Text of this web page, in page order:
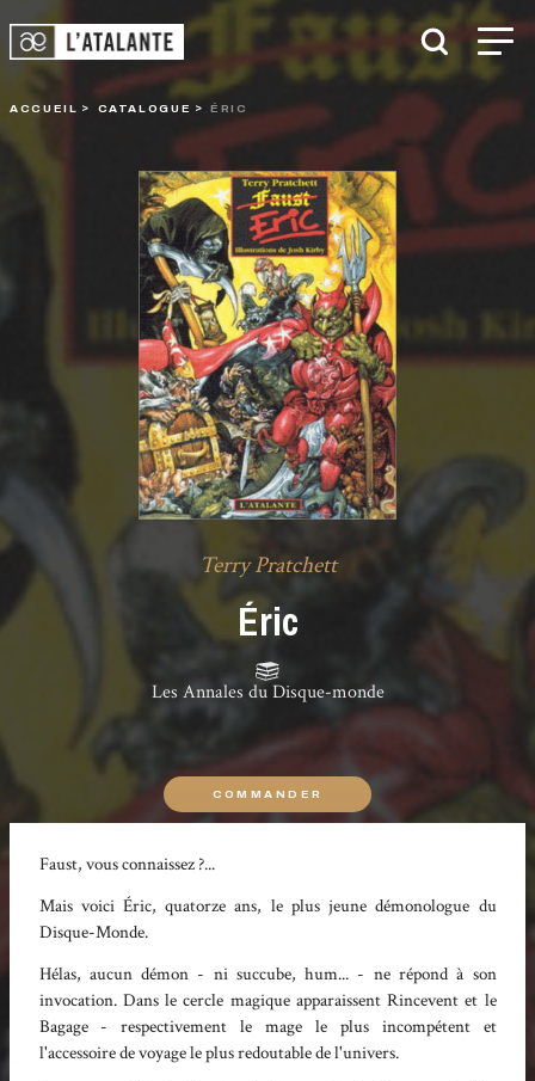
ACCUEIL CATALOGUE ÉRIC
Terry Pratchett
Éric
Les Annales du Disque-monde
COMMANDER
Faust, vous connaissez ?...
Mais voici Éric, quatorze ans, le plus jeune démonologue du
Disque-Monde.
Hélas, aucun démon - ni succube, hum... - ne répond à son
invocation. Dans le cercle magique apparaissent Rincevent et le
Bagage - respectivement le mage le plus incompétent et
l'accessoire de voyage le plus redoutable de l'univers.